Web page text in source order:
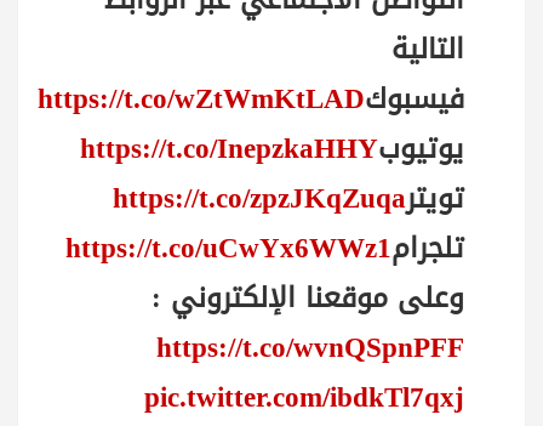
التالية
فيسبوكhttps://t.co/wZtWmKtLAD
يوتيوبhttps://t.co/InepzkaHHY
تويترhttps://t.co/zpzJKqZuqa
تلجرامhttps://t.co/uCwYx6WWz1
وعلى موقعنا الإلكتروني :
https://t.co/wvnQSpnPFF
pic.twitter.com/ibdkTl7qxj